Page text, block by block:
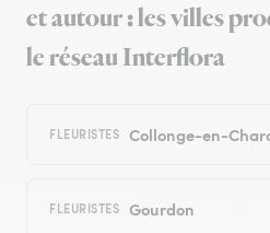
et autour : les villes
le réseau Interflora
FLEURISTES Collonge-en-
FLEURISTES Gourdon